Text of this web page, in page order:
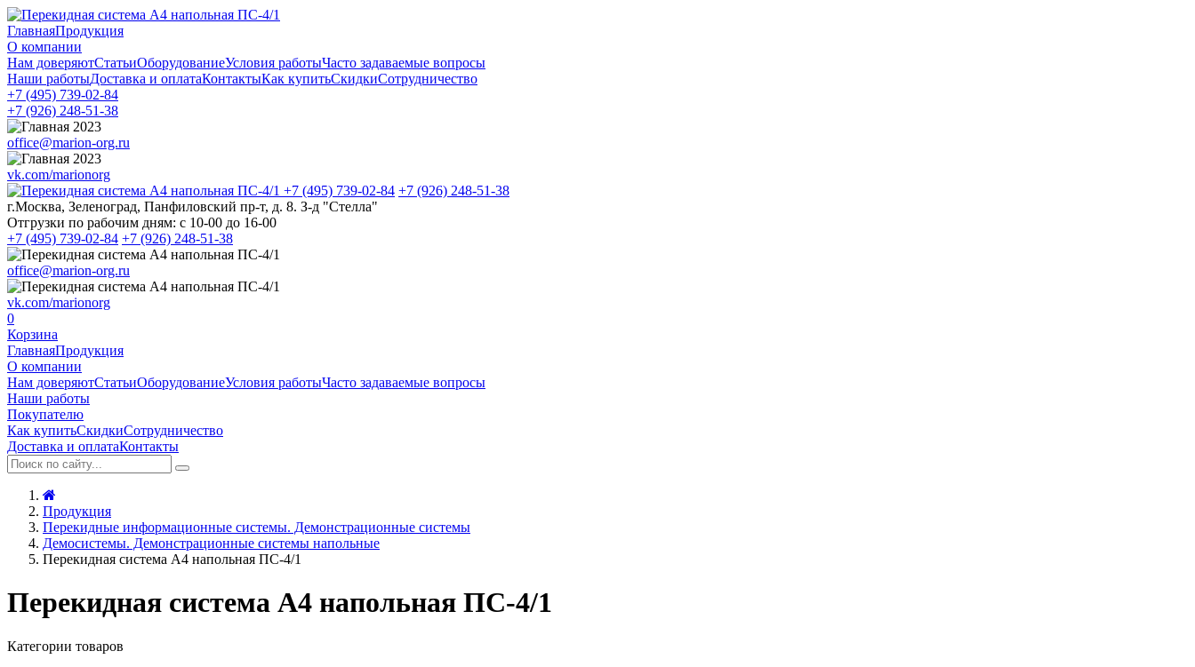
ГлавнаяПродукция
О компании
Нам доверяютСтатьиОборудованиеУсловия работыЧасто задаваемые вопросы
Наши работыДоставка и оплатаКонтактыКак купитьСкидкиСотрудничество
+7 (495) 739-02-84
+7 (926) 248-51-38
office@marion-org.ru
vk.com/marionorg
+7 (495) 739-02-84 +7 (926) 248-51-38
г.Москва, Зеленоград, Панфиловский пр-т, д. 8. З-д "Стелла"
Отгрузки по рабочим дням: с 10-00 до 16-00
+7 (495) 739-02-84 +7 (926) 248-51-38
office@marion-org.ru
vk.com/marionorg
0
Корзина
ГлавнаяПродукция
О компании
Нам доверяютСтатьиОборудованиеУсловия работыЧасто задаваемые вопросы
Наши работы
Покупателю
Как купитьСкидкиСотрудничество
Доставка и оплатаКонтакты
Продукция
Перекидные информационные системы. Демонстрационные системы
Демосистемы. Демонстрационные системы напольные
Перекидная система А4 напольная ПС-4/1
Перекидная система А4 напольная ПС-4/1
Категории товаров